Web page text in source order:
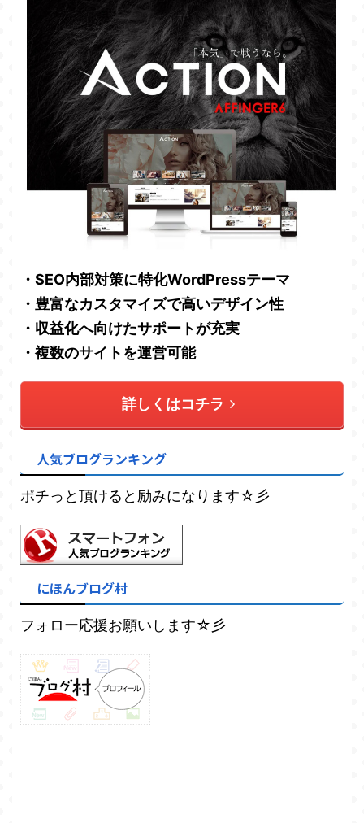
・SEO内部対策に特化WordPressテーマ
・豊富なカスタマイズで高いデザイン性
・収益化へ向けたサポートが充実
・複数のサイトを運営可能
詳しくはコチラ
人気ブログランキング
ポチっと頂けると励みになります☆彡
にほんブログ村
フォロー応援お願いします☆彡